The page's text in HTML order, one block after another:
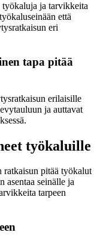
työkaluja ja tarvikkeita
että
eri
tapa pitää
erilaisille
ja auttavat
työkaluille
ratkaisun pitää työkalut
asentaa seinälle ja
tarpeen